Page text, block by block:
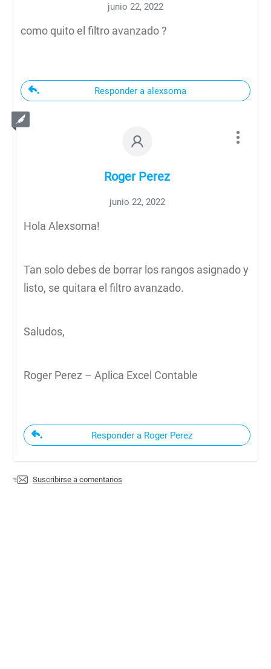
junio 22, 2022
como quito el filtro avanzado ?
Responder a alexsoma
Roger Perez
junio 22, 2022
Hola Alexsoma!
Tan solo debes de borrar los rangos asignado y
listo, se quitara el filtro avanzado.
Saludos,
Roger Perez – Aplica Excel Contable
Responder a Roger Perez
Suscribirse a comentarios